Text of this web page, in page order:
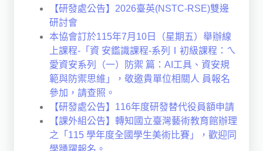
【研發處公告】2026臺英(NSTC-RSE)雙邊
研討會
本協會訂於115年7月10日（星期五）舉辦線
上課程-「資 安鑑識課程-系列Ⅰ初級課程：ㄟ
愛資安系列（一）防禦 篇：AI工具、資安規
範與防禦思維」，敬邀貴單位相關人 員報名
參加，請查照。
【研發處公告】116年度研發替代役員額申請
【課外組公告】轉知國立臺灣藝術教育館辦理
之「115 學年度全國學生美術比賽」，歡迎同
學踴躍報名。